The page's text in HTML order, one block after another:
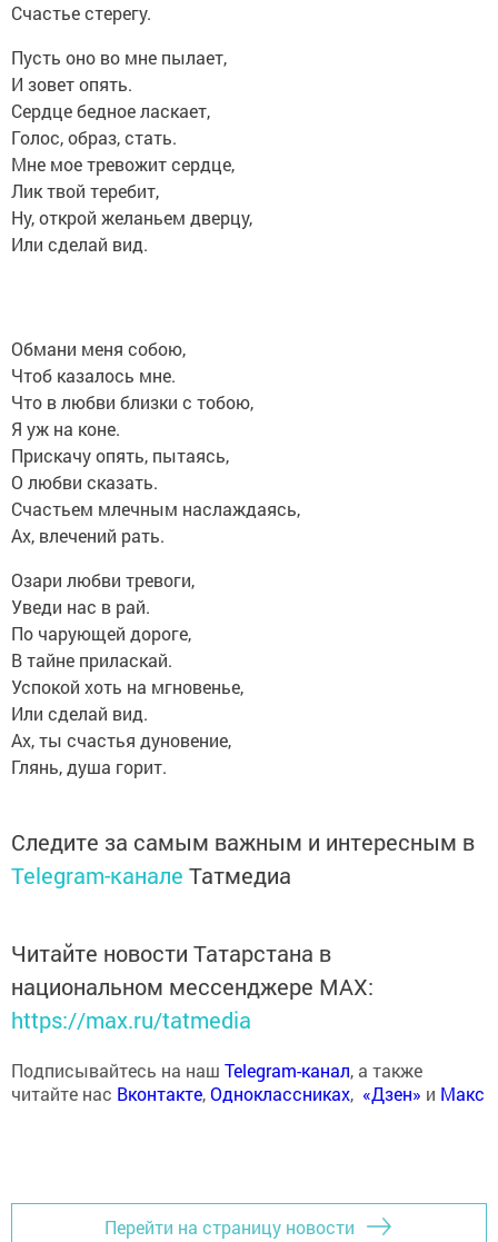
Счастье стерегу.
Пусть оно во мне пылает,
И зовет опять.
Сердце бедное ласкает,
Голос, образ, стать.
Мне мое тревожит сердце,
Лик твой теребит,
Ну, открой желаньем дверцу,
Или сделай вид.
Обмани меня собою,
Чтоб казалось мне.
Что в любви близки с тобою,
Я уж на коне.
Прискачу опять, пытаясь,
О любви сказать.
Счастьем млечным наслаждаясь,
Ах, влечений рать.
Озари любви тревоги,
Уведи нас в рай.
По чарующей дороге,
В тайне приласкай.
Успокой хоть на мгновенье,
Или сделай вид.
Ах, ты счастья дуновение,
Глянь, душа горит.
Следите за самым важным и интересным в
Telegram-канале Татмедиа
Читайте новости Татарстана в
национальном мессенджере MАХ:
https://max.ru/tatmedia
Подписывайтесь на наш Telegram-канал, а также
читайте нас Вконтакте,Одноклассниках, «Дзен» и Макс
Перейти на страницу новости